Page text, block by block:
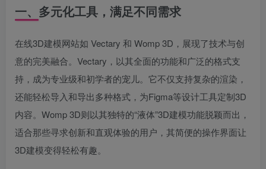
一、多元化工具，满足不同需求
在线3D建模网站如 Vectary 和 Womp 3D，展现了技术与创
意的完美融合。Vectary，以其全面的功能和广泛的格式支
持，成为专业级和初学者的宠儿。它不仅支持复杂的渲染，
还能轻松导入和导出多种格式，为Figma等设计工具定制3D
内容。Womp 3D则以其独特的“液体”3D建模功能脱颖而出，
适合那些寻求创新和直观体验的用户，其简便的操作界面让
3D建模变得轻松有趣。